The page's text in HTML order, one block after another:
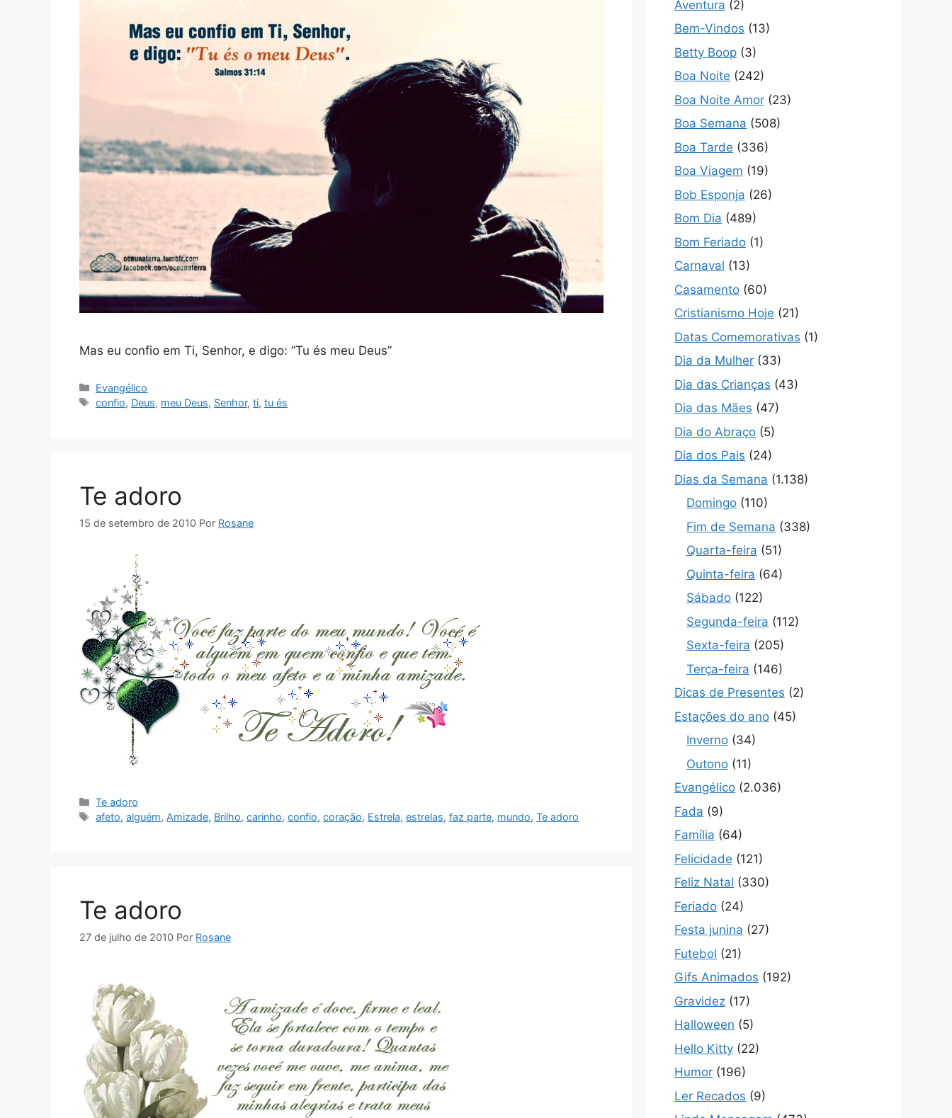
Mas eu confio em Ti, Senhor, e digo: ”Tu és meu Deus”
Categorias
Evangélico
Tags
confio, Deus, meu Deus, Senhor,ti,tu és
Te adoro
15 de setembro de 2010 Por Rosane
Categorias
Te adoro
Tags
afeto,alguém, Amizade, Brilho,carinho,confio,coração, Estrela,estrelas,faz parte, mundo,Te adoro
Te adoro
27 de julho de 2010 Por Rosane
Aventura (2)
Bem-Vindos (13)
Betty Boop (3)
Boa Noite (242)
Boa Noite Amor (23)
Boa Semana (508)
Boa Tarde (336)
Boa Viagem (19)
Bob Esponja (26)
Bom Dia (489)
Bom Feriado (1)
Carnaval (13)
Casamento (60)
Cristianismo Hoje (21)
Datas Comemorativas (1)
Dia da Mulher (33)
Dia das Crianças (43)
Dia das Mães (47)
Dia do Abraço (5)
Dia dos Pais (24)
Dias da Semana (1.138)
Domingo (110)
Fim de Semana (338)
Quarta-feira (51)
Quinta-feira (64)
Sábado (122)
Segunda-feira (112)
Sexta-feira (205)
Terça-feira (146)
Dicas de Presentes (2)
Estações do ano (45)
Inverno (34)
Outono (11)
Evangélico (2.036)
Fada (9)
Família (64)
Felicidade (121)
Feliz Natal (330)
Feriado (24)
Festa junina (27)
Futebol (21)
Gifs Animados (192)
Gravidez (17)
Halloween (5)
Hello Kitty (22)
Humor (196)
Ler Recados (9)